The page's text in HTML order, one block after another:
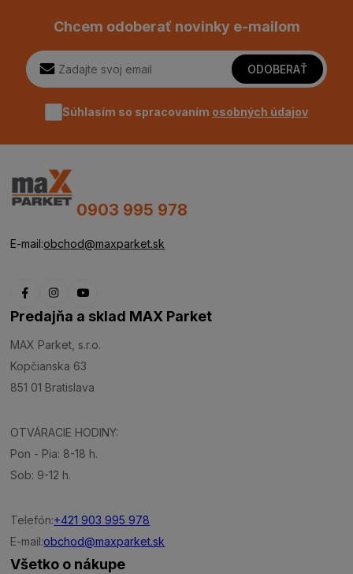
Chcem odoberať novinky e-mailom
ODOBERAŤ
Súhlasím so spracovaním osobných údajov
0903 995 978
E-mail:obchod@maxparket.sk
Predajňa a sklad MAX Parket
MAX Parket, s.r.o.
Kopčianska 63
851 01 Bratislava
OTVÁRACIE HODINY:
Pon - Pia: 8-18 h.
Sob: 9-12 h.
Telefón:+421 903 995 978
E-mail:obchod@maxparket.sk
Všetko o nákupe